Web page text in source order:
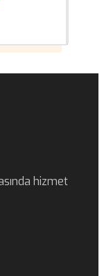
hizmet